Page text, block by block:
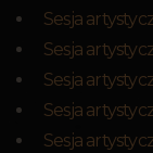
Sesja
Sesja
Sesja
Sesja
Sesja